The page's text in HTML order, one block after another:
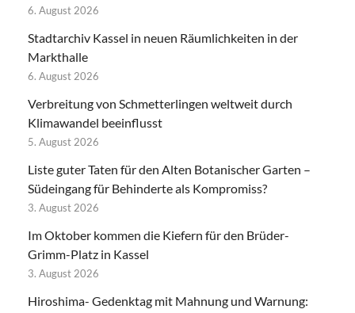
6. August 2026
Stadtarchiv Kassel in neuen Räumlichkeiten in der
Markthalle
6. August 2026
Verbreitung von Schmetterlingen weltweit durch
Klimawandel beeinflusst
5. August 2026
Liste guter Taten für den Alten Botanischer Garten –
Südeingang für Behinderte als Kompromiss?
3. August 2026
Im Oktober kommen die Kiefern für den Brüder-
Grimm-Platz in Kassel
3. August 2026
Hiroshima- Gedenktag mit Mahnung und Warnung: